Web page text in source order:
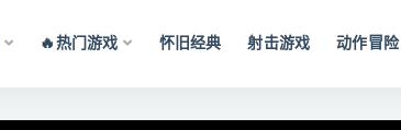
🔥热门游戏 怀旧经典 射击游戏 动作冒险